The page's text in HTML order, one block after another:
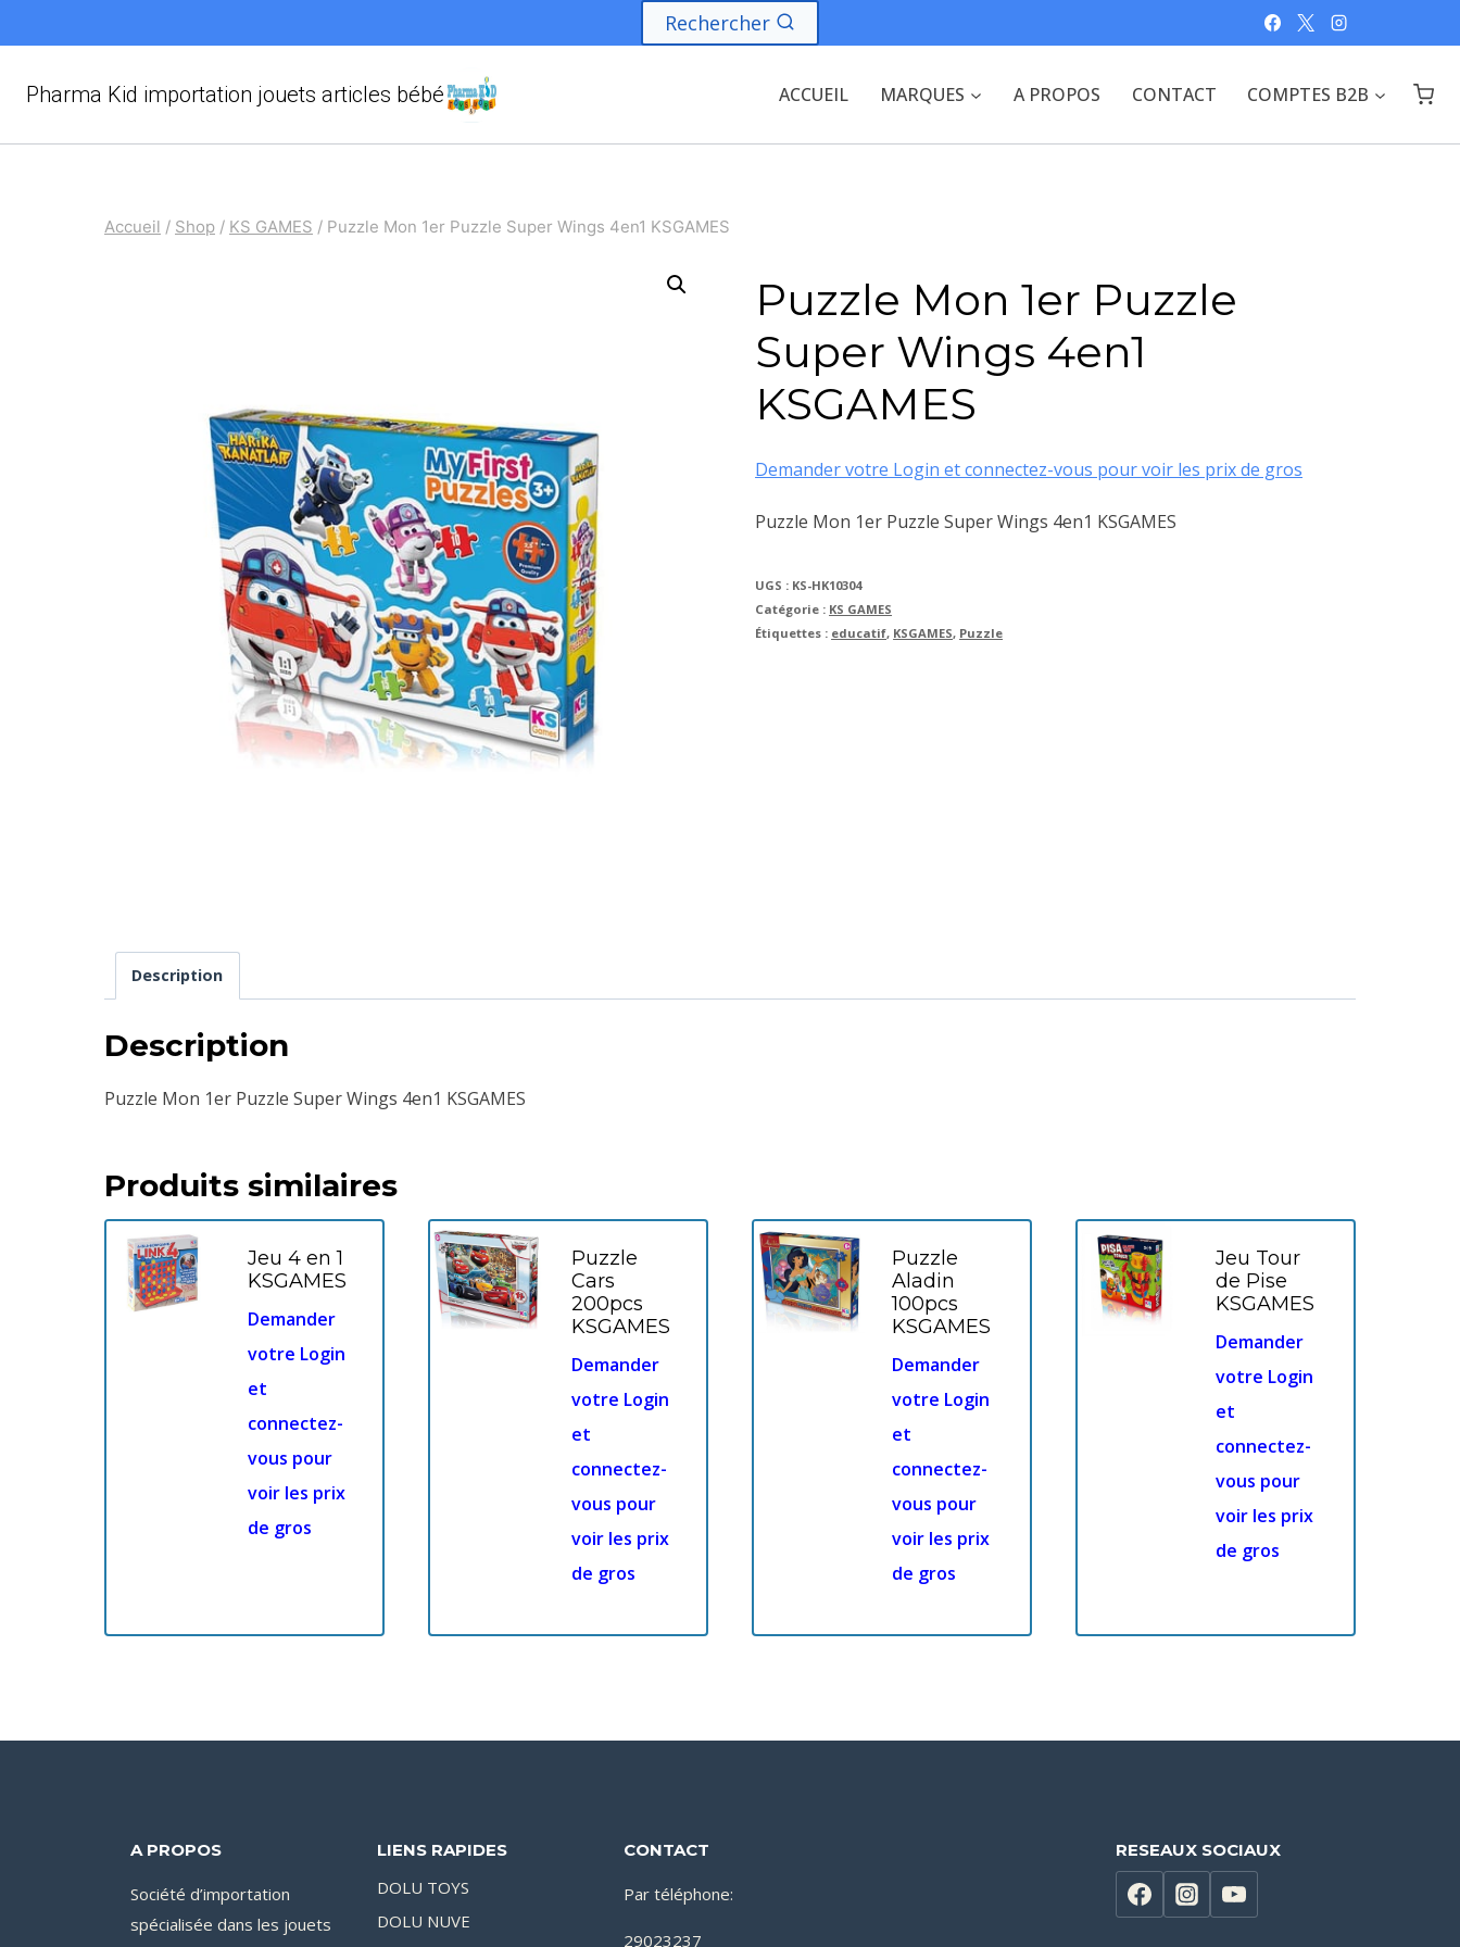
au
contenu
Rechercher
Pharma Kid importation jouets articles bébé ACCUEIL MARQUES A PROPOS CONTACT COMPTES B2B
Accueil / Shop / KS GAMES / Puzzle Mon 1er Puzzle Super Wings 4en1 KSGAMES
Puzzle Mon 1er Puzzle
Super Wings 4en1
KSGAMES
Demander votre Login et connectez-vous pour voir les prix de gros
Puzzle Mon 1er Puzzle Super Wings 4en1 KSGAMES
UGS : KS-HK10304
Catégorie : KS GAMES
Étiquettes : educatif, KSGAMES, Puzzle
Description
Description
Puzzle Mon 1er Puzzle Super Wings 4en1 KSGAMES
Produits similaires
Jeu 4 en 1
KSGAMES
Demander
votre Login
et
connectez-
vous pour
voir les prix
de gros
Puzzle
Cars
200pcs
KSGAMES
Demander
votre Login
et
connectez-
vous pour
voir les prix
de gros
Puzzle
Aladin
100pcs
KSGAMES
Demander
votre Login
et
connectez-
vous pour
voir les prix
de gros
Jeu Tour
de Pise
KSGAMES
Demander
votre Login
et
connectez-
vous pour
voir les prix
de gros
A PROPOS
Société d’importation
spécialisée dans les jouets
LIENS RAPIDES
DOLU TOYS
DOLU NUVE
CONTACT
Par téléphone:
29023237
RESEAUX SOCIAUX